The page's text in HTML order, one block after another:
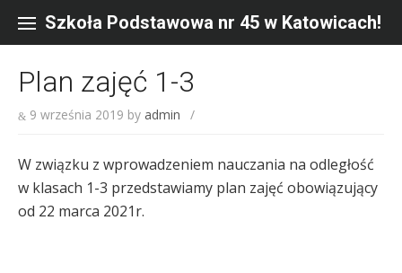
content
Szkoła Podstawowa nr 45 w Katowicach!
Plan zajęć 1-3
9 września 2019 by admin /
W związku z wprowadzeniem nauczania na odległość
w klasach 1-3 przedstawiamy plan zajęć obowiązujący
od 22 marca 2021r.